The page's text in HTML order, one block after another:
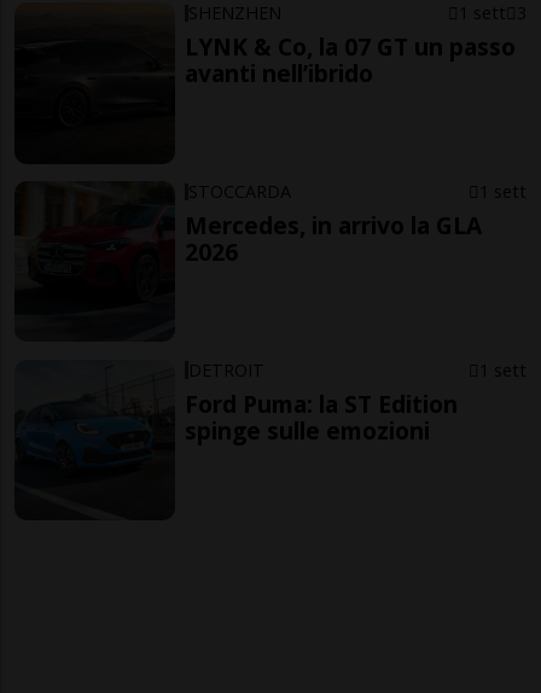
SHENZHEN 1 sett 3
LYNK & Co, la 07 GT un passo
avanti nell’ibrido
STOCCARDA 1 sett
Mercedes, in arrivo la GLA
2026
DETROIT 1 sett
Ford Puma: la ST Edition
spinge sulle emozioni